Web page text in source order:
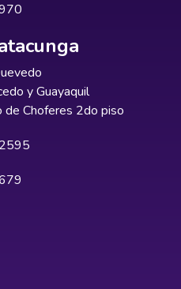
y Guayaquil
de Choferes 2do piso